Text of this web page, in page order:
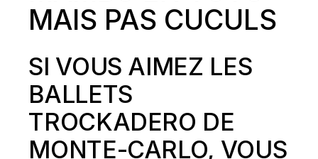
MAIS PAS CUCULS
SI VOUS AIMEZ LES
BALLETS
TROCKADERO DE
MONTE-CARLO, VOUS